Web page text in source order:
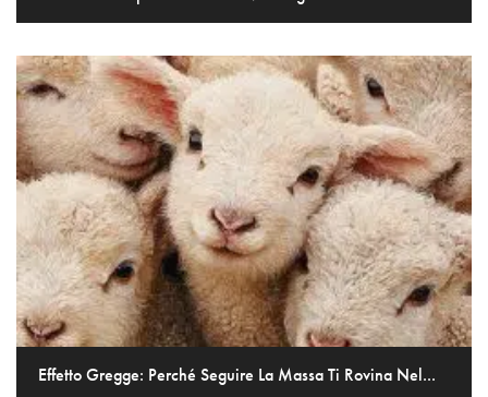
Effetto Gregge: Perché Seguire La Massa Ti Rovina Nel...